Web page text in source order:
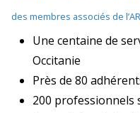
des membres associés de
Une centaine de
Occitanie
Près de 80
200 professionnels